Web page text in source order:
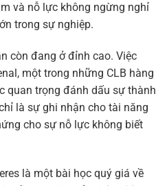
và nỗ lực không ngừng nghỉ
trong sự nghiệp.
còn đang ở đỉnh cao. Việc
một trong những CLB hàng
quan trọng đánh dấu sự thành
là sự ghi nhận cho tài năng
cho sự nỗ lực không biết
là một bài học quý giá về